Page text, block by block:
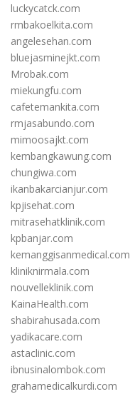
luckycatck.com
rmbakoelkita.com
angelesehan.com
bluejasminejkt.com
Mrobak.com
miekungfu.com
cafetemankita.com
rmjasabundo.com
mimoosajkt.com
kembangkawung.com
chungiwa.com
ikanbakarcianjur.com
kpjisehat.com
mitrasehatklinik.com
kpbanjar.com
kemanggisanmedical.com
kliniknirmala.com
nouvelleklinik.com
KainaHealth.com
shabirahusada.com
yadikacare.com
astaclinic.com
ibnusinalombok.com
grahamedicalkurdi.com